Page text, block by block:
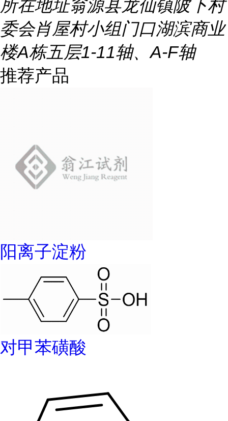
所在地址翁源县龙仙镇陂下村
委会肖屋村小组门口湖滨商业
楼A栋五层1-11轴、A-F轴
推荐产品
阳离子淀粉
对甲苯磺酸